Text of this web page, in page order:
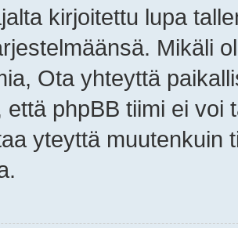
kirjoitettu lupa
Mikäli
Ota yhteyttä
että phpBB tiimi ei
yteyttä muutenkuin